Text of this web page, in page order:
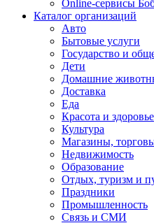
Online-сервисы
Каталог организаций
Авто
Бытовые услуги
Государство и
Дети
Домашние
Доставка
Еда
Красота и здоровье
Культура
Магазины,
Недвижимость
Образование
Отдых, туризм и
Праздники
Промышленность
Связь и СМИ